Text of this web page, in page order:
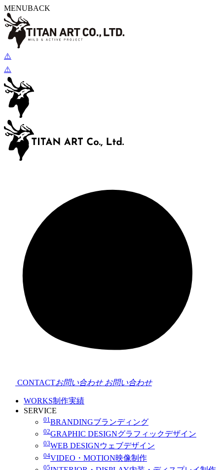
MENUBACK
CONTACTお問い合わせ お問い合わせ
WORKS制作実績
SERVICE
01 BRANDINGブランディング
02GRAPHIC DESIGNグラフィックデザイン
03WEB DESIGNウェブデザイン
04VIDEO・MOTION映像制作
05